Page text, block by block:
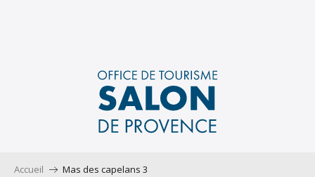
Accueil Mas des capelans 3